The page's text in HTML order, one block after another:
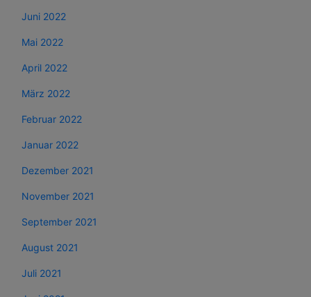
Juni 2022
Mai 2022
April 2022
März 2022
Februar 2022
Januar 2022
Dezember 2021
November 2021
September 2021
August 2021
Juli 2021